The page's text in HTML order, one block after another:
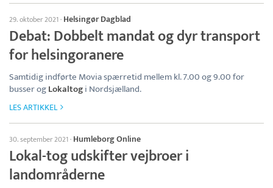
29. oktober 2021· Helsingør Dagblad
Debat: Dobbelt mandat og dyr transport
for helsingoranere
Samtidig indførte Movia spærretid mellem kl. 7.00 og 9.00 for
busser ogLokaltogi Nordsjælland.
LES ARTIKKEL
30. september 2021· Humleborg Online
Lokal-tog udskifter vejbroer i
landområderne